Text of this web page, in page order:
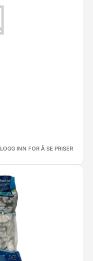
LOGG INN FOR Å SE PRISER